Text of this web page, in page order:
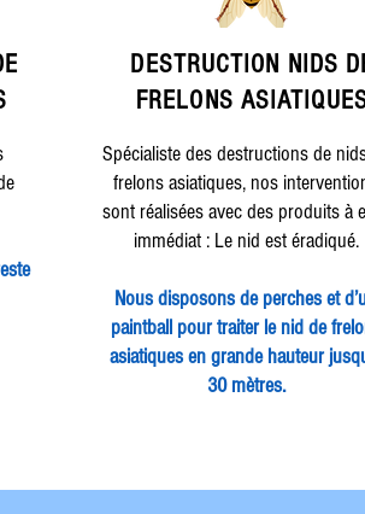
DESTRUCTION NIDS
FRELONS
Spécialiste des destructions de
frelons asiatiques, nos
sont réalisées avec des produits à
immédiat : Le nid est éradiqué.
Nous disposons de perches et
paintball pour traiter le nid de
asiatiques en grande hauteur
30 mètres.